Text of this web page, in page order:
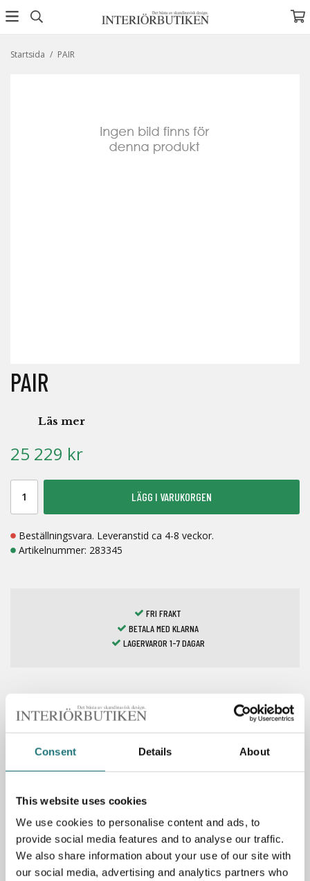
Consent Details About
This website uses cookies
We use cookies to personalise content and ads, to
provide social media features and to analyse our traffic.
We also share information about your use of our site with
our social media, advertising and analytics partners who
Startsida / PAIR
PAIR
Läs mer
25 229 kr
LÄGG I VARUKORGEN
Beställningsvara. Leveranstid ca 4-8 veckor.
Artikelnummer: 283345
FRI FRAKT
BETALA MED KLARNA
LAGERVAROR 1-7 DAGAR
Spara som favorit
Artikelnummer 283345